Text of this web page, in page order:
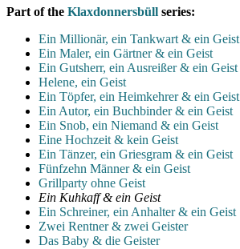
Part of the Klaxdonnersbüll series:
Ein Millionär, ein Tankwart & ein Geist
Ein Maler, ein Gärtner & ein Geist
Ein Gutsherr, ein Ausreißer & ein Geist
Helene, ein Geist
Ein Töpfer, ein Heimkehrer & ein Geist
Ein Autor, ein Buchbinder & ein Geist
Ein Snob, ein Niemand & ein Geist
Eine Hochzeit & kein Geist
Ein Tänzer, ein Griesgram & ein Geist
Fünfzehn Männer & ein Geist
Grillparty ohne Geist
Ein Kuhkaff & ein Geist
Ein Schreiner, ein Anhalter & ein Geist
Zwei Rentner & zwei Geister
Das Baby & die Geister